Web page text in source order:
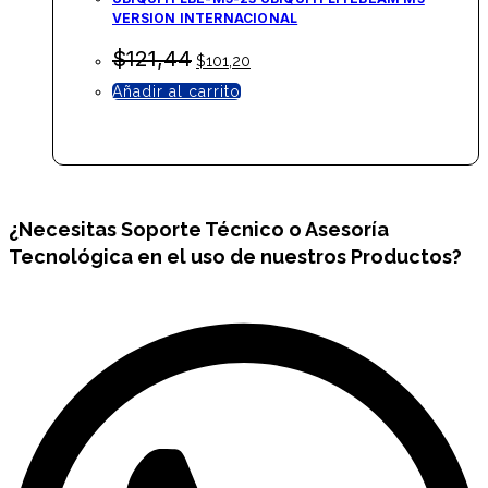
VERSION INTERNACIONAL
$121,44 El
original
$101,20
Añadir al carrito
¿NecesitasSoporte Técnico o Asesoría
Tecnológica en el uso de nuestros Productos?